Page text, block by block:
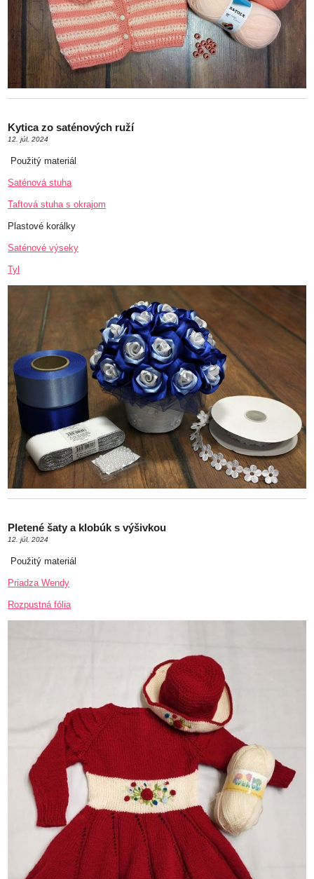
Vybavenie predajní
Výstuže
Záclonová galantéria
Zipsy, bežce
Darčeková poukážka
Kytica zo saténových ruží
12. júl, 2024
Použitý materiál
Saténová stuha
Taftová stuha s okrajom
Plastové korálky
Saténové výseky
Tyl
Pletené šaty a klobúk s výšivkou
12. júl, 2024
Použitý materiál
Priadza Wendy
Rozpustná fólia